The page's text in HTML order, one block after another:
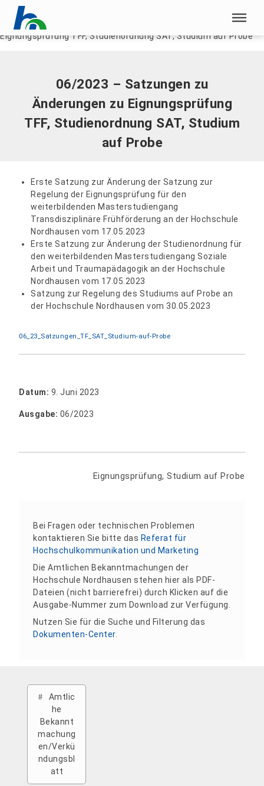
Menü überspringen
Menü überspringen
Home |Dokumente
06/2023 – Satzungen zu Änderungen zu
Eignungsprüfung TFF, Studienordnung SAT, Studium auf Probe
06/2023 – Satzungen zu
Änderungen zu Eignungsprüfung
TFF, Studienordnung SAT, Studium
auf Probe
Erste Satzung zur Änderung der Satzung zur
Regelung der Eignungsprüfung für den
weiterbildenden Masterstudiengang
Transdisziplinäre Frühförderung an der Hochschule
Nordhausen vom 17.05.2023
Erste Satzung zur Änderung der Studienordnung für
den weiterbildenden Masterstudiengang Soziale
Arbeit und Traumapädagogik an der Hochschule
Nordhausen vom 17.05.2023
Satzung zur Regelung des Studiums auf Probe an
der Hochschule Nordhausen vom 30.05.2023
06_23_Satzungen_TF_SAT_Studium-auf-Probe
Datum: 9. Juni 2023
Ausgabe: 06/2023
Eignungsprüfung, Studium auf Probe
Bei Fragen oder technischen Problemen
kontaktieren Sie bitte das Referat für
Hochschulkommunikation und Marketing
Die Amtlichen Bekanntmachungen der
Hochschule Nordhausen stehen hier als PDF-
Dateien (nicht barrierefrei) durch Klicken auf die
Ausgabe-Nummer zum Download zur Verfügung.
Nutzen Sie für die Suche und Filterung das
Dokumenten-Center.
Amtlic
he
Bekannt
machung
en/Verkü
ndungsbl
att